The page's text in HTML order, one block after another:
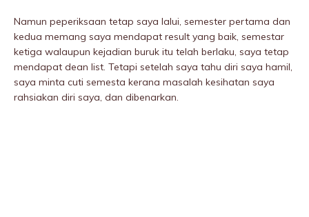
Namun peperiksaan tetap saya lalui, semester pertama dan
kedua memang saya mendapat result yang baik, semestar
ketiga walaupun kejadian buruk itu telah berlaku, saya tetap
mendapat dean list. Tetapi setelah saya tahu diri saya hamil,
saya minta cuti semesta kerana masalah kesihatan saya
rahsiakan diri saya, dan dibenarkan.